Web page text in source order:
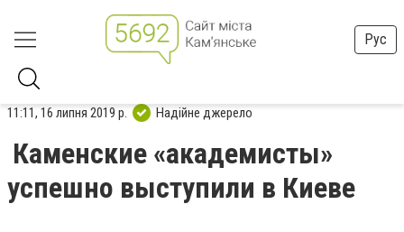
Рус
11:11, 16 липня 2019 р. Надійне джерело
Каменские «академисты»
успешно выступили в Киеве